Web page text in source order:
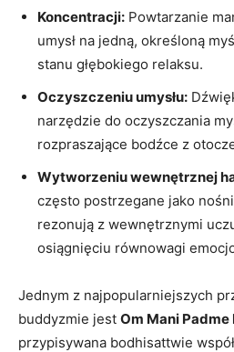
Koncentracji: Powtarzanie‌
umysł na jedną, określoną
stanu głębokiego relaksu.
Oczyszczeniu umysłu:
narzędzie do oczyszczania
rozpraszające bodźce z
Wytworzeniu wewnętrznej
często postrzegane jako
rezonują z wewnętrznymi
osiągnięciu ⁤równowagi
Jednym‍ z najpopularniejszych
buddyzmie jest Om Mani Padme
przypisywana bodhisattwie